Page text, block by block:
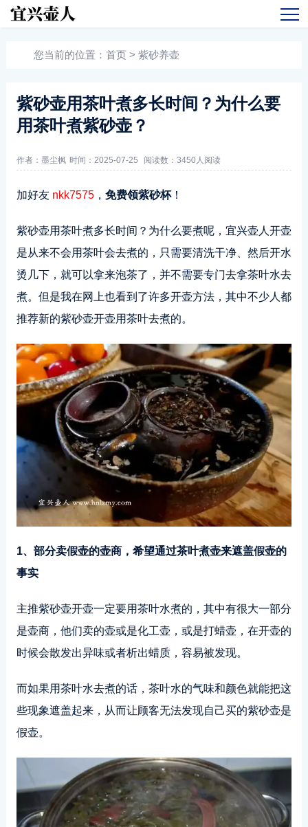
您当前的位置： 首页 > 紫砂养壶
紫砂壶用茶叶煮多长时间？为什么要
用茶叶煮紫砂壶？
作者：墨尘枫 时间：2025-07-25 阅读数： 3450人阅读
加好友 nkk7575， 免费领紫砂杯！
紫砂壶用茶叶煮多长时间？为什么要煮呢，宜兴壶人开壶
是从来不会用茶叶会去煮的，只需要清洗干净、然后开水
烫几下，就可以拿来泡茶了，并不需要专门去拿茶叶水去
煮。但是我在网上也看到了许多开壶方法，其中不少人都
推荐新的紫砂壶开壶用茶叶去煮的。
1、部分卖假壶的壶商，希望通过茶叶煮壶来遮盖假壶的
事实
主推紫砂壶开壶一定要用茶叶水煮的，其中有很大一部分
是壶商，他们卖的壶或是化工壶，或是打蜡壶，在开壶的
时候会散发出异味或者析出蜡质，容易被发现。
而如果用茶叶水去煮的话，茶叶水的气味和颜色就能把这
些现象遮盖起来，从而让顾客无法发现自己买的紫砂壶是
假壶。